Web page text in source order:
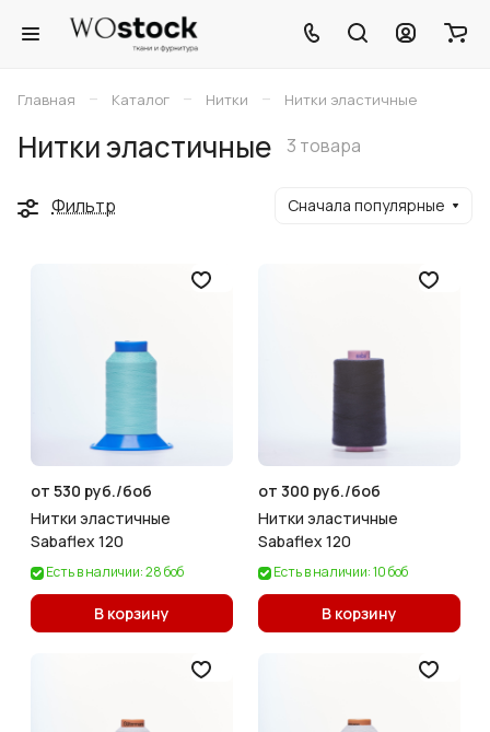
Главная – Каталог – Нитки – Нитки эластичные
Нитки эластичные 3 товара
Фильтр Сначала популярные
от 530 руб./боб
Нитки эластичные
Sabaflex 120
Есть в наличии: 28 боб
В корзину
от 300 руб./боб
Нитки эластичные
Sabaflex 120
Есть в наличии: 10 боб
В корзину